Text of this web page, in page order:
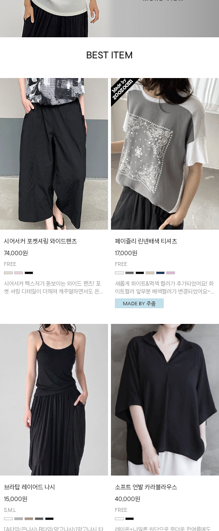
BEST ITEM
시어서커 포켓셔링 와이드팬츠
74,000원
FREE
시어서커 텍스처가 돋보이는 와이드 팬츠! 포
켓 셔링 디테일이 더해져 캐주얼하면서도 은은
아이템으로 활용하기 좋아요~
페이즐리 린넨배색 티셔츠
17,000원
FREE
새롭게 화이트&먹색 컬러가 추가되었어요! 화
이트컬러 앞부분 배색컬러가 변경되었어요~
중앙 린넨배색으로 유니크하면서 페이즐리 패
턴으로 감각적인 분위기를 연출이 가능한 티셔
브라탑 레이어드 나시
15,000원
S,M,L
[A타입(끈나시),B타입(망고나시)]망고나시 타
소프트 언발 카라블라우스
40,000원
FREE
레이온+나일론 원단으로 무더운 한여름에도